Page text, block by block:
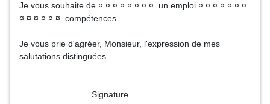
Je vous souhaite de ¤ ¤ ¤ ¤ ¤ ¤ ¤ ¤ un emploi ¤ ¤ ¤ ¤ ¤ ¤ ¤
¤ ¤ ¤ ¤ ¤ ¤ compétences.
Je vous prie d'agréer, Monsieur, l'expression de mes
salutations distinguées.
Signature